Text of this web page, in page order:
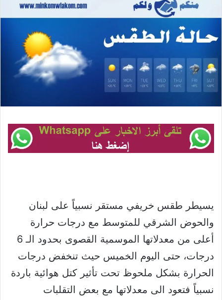
يسيطر طقس خريفي مستقر نسبياً على لبنان
والحوض الشرقي للمتوسط مع درجات حرارة
أعلى من معدلاتها الموسمية القصوى بحدود الـ 6
درجات، حتى اليوم الخميس حيث تنخفض درجات
الحرارة بشكل ملحوظ تحت تأثير كتل هوائية باردة
نسبياً فتعود الى معدلاتها مع بعض التقلبات